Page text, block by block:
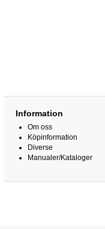
Information
Om oss
Köpinformation
Diverse
Manualer/Kataloger